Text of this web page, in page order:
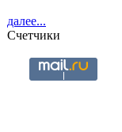
далее...
Счетчики